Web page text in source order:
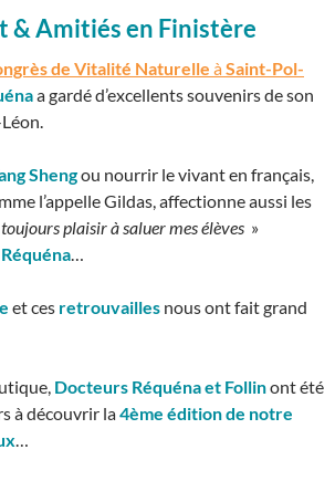
& Amitiés en Finistère
de Vitalité Naturelle àSaint-Pol-
a gardé d’excellents souvenirs de son
Shengou nourrir le vivant en français,
l’appelle Gildas, affectionne aussi les
toujours plaisir à saluer mes élèves »
…
et ces retrouvailles nous ont fait grand
Docteurs Réquéna et Follinont été
à découvrir la4ème édition de notre
…